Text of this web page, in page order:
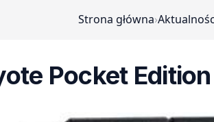
Strona główna›
Pocket